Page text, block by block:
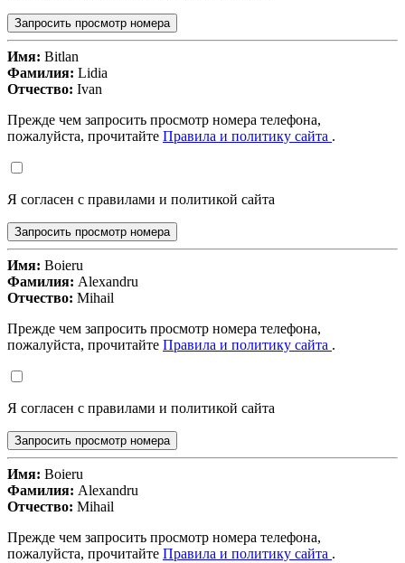
Запросить просмотр номера
Имя: Bitlan
Фамилия: Lidia
Отчество: Ivan
Прежде чем запросить просмотр номера телефона,
пожалуйста, прочитайте Правила и политику сайта .
Я согласен с правилами и политикой сайта
Запросить просмотр номера
Имя: Boieru
Фамилия: Alexandru
Отчество: Mihail
Прежде чем запросить просмотр номера телефона,
пожалуйста, прочитайте Правила и политику сайта .
Я согласен с правилами и политикой сайта
Запросить просмотр номера
Имя: Boieru
Фамилия: Alexandru
Отчество: Mihail
Прежде чем запросить просмотр номера телефона,
пожалуйста, прочитайте Правила и политику сайта .